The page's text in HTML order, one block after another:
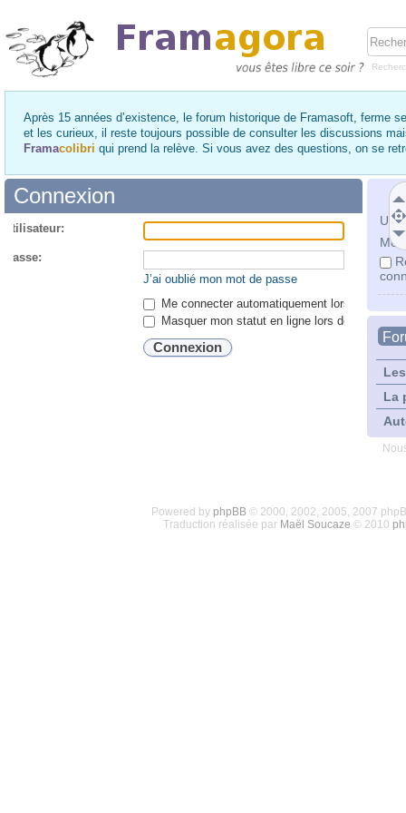
Après 15 années d’existence, le forum historique de Framasoft, ferme
et les curieux, il reste toujours possible de consulter les discussions
Framacolibri qui prend la relève. Si vous avez des questions, on se
Mot
La
Connexion
passe:
J’ai oublié mon mot de passe
Me connecter automatiquement lors de
Masquer mon statut en ligne lors de cette
Powered by phpBB© 2000, 2002, 2005, 2007
Traduction réalisée par Maël Soucaze © 2010